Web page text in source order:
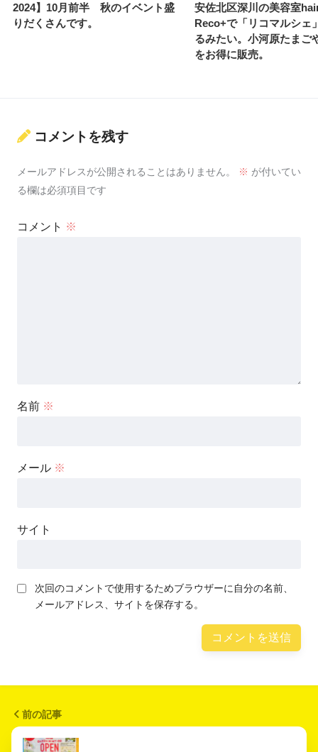
2024】10月前半 秋のイベント盛
りだくさんです。
安佐北区深川の美容室
Reco+で「リコマルシェ
るみたい。小河原たまご
をお得に販売。
コメントを残す
メールアドレスが公開されることはありません。 ※ が付いてい
る欄は必須項目です
コメント ※
名前 ※
メール ※
サイト
次回のコメントで使用するためブラウザーに自分の名前、
メールアドレス、サイトを保存する。
前の記事